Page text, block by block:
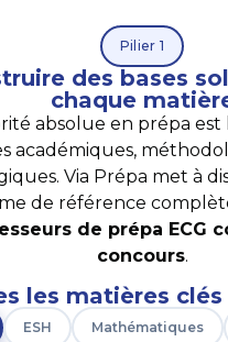
Pilier 1
des bases
chaque
absolue en prépa est
académiques,
Via Prépa met à
de référence
de prépa ECG
concours.
les matières
ESH Mathématiques